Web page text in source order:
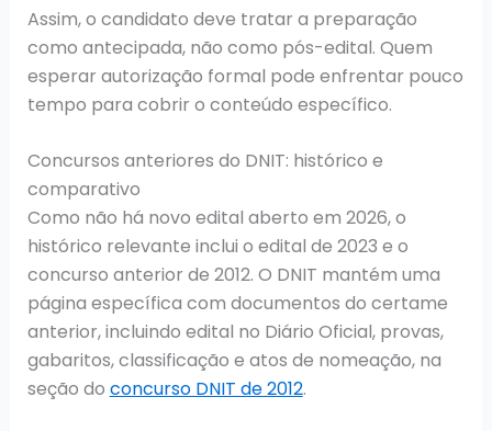
Assim, o candidato deve tratar a preparação
como antecipada, não como pós-edital. Quem
esperar autorização formal pode enfrentar pouco
tempo para cobrir o conteúdo específico.
Concursos anteriores do DNIT: histórico e
comparativo
Como não há novo edital aberto em 2026, o
histórico relevante inclui o edital de 2023 e o
concurso anterior de 2012. O DNIT mantém uma
página específica com documentos do certame
anterior, incluindo edital no Diário Oficial, provas,
gabaritos, classificação e atos de nomeação, na
seção do concurso DNIT de 2012.